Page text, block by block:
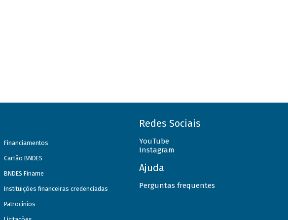
Financiamentos
Cartão BNDES
BNDES Finame
Instituições financeiras credenciadas
Patrocínios
Redes Sociais
YouTube
Instagram
Ajuda
Perguntas frequentes